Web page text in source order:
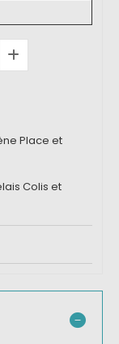
Place et
Colis et